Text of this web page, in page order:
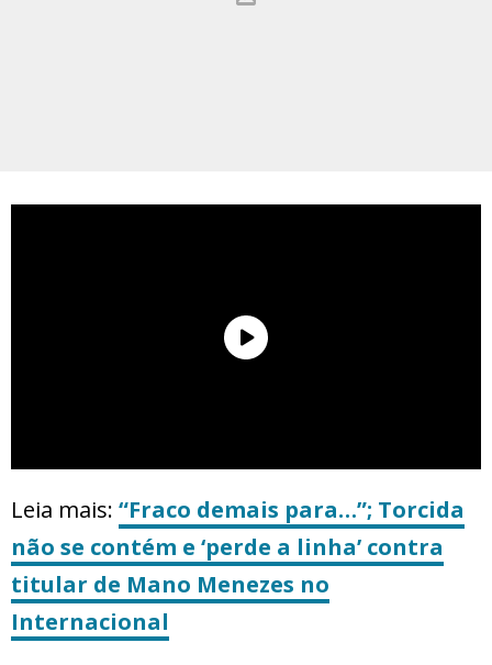
Leia mais: “Fraco demais para…”; Torcida
não se contém e ‘perde a linha’ contra
titular de Mano Menezes no
Internacional